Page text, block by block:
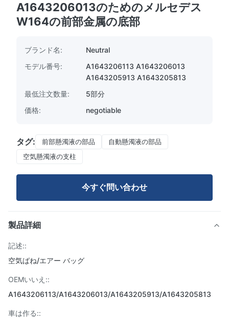
A1643206013のためのメルセデス
W164の前部金属の底部
ブランド名:
Neutral
モデル番号:
A1643206113 A1643206013
A1643205913 A1643205813
最低注文数量:
5部分
価格:
negotiable
タグ: 前部懸濁液の部品
自動懸濁液の部品
空気懸濁液の支柱
今すぐ問い合わせ
製品詳細
記述::
空気ばね/エアー バッグ
OEMいいえ::
A1643206113/A1643206013/A1643205913/A1643205813
車は作る::